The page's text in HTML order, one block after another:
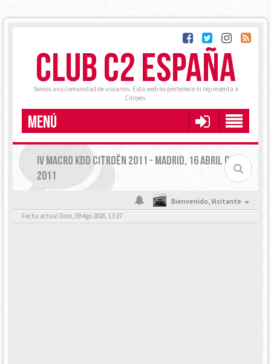
CLUB C2 ESPAÑA
Somos una comunidad de usuarios. Esta web no pertenece ni representa a
Citroën.
MENÚ
IV MACRO KDD CITROËN 2011 - MADRID, 16 ABRIL DEL
2011
Bienvenido,Visitante
Fecha actual Dom, 09 Ago 2026, 13:27